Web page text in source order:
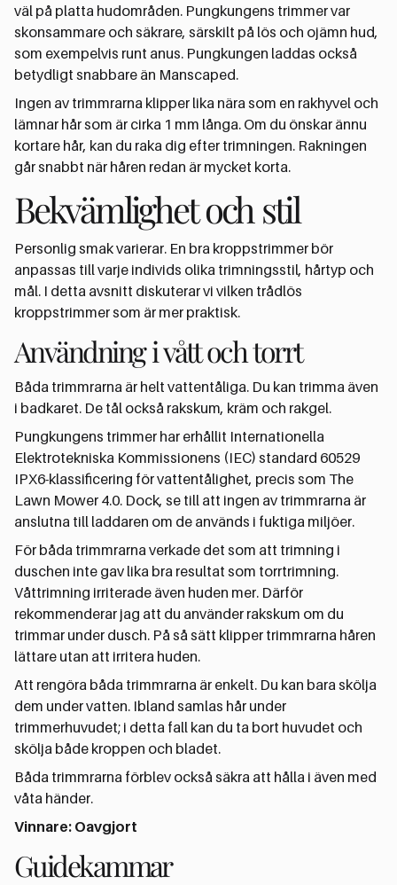
väl på platta hudområden. Pungkungens trimmer var
skonsammare och säkrare, särskilt på lös och ojämn hud,
som exempelvis runt anus. Pungkungen laddas också
betydligt snabbare än Manscaped.
Ingen av trimmrarna klipper lika nära som en rakhyvel och
lämnar hår som är cirka 1 mm långa. Om du önskar ännu
kortare hår, kan du raka dig efter trimningen. Rakningen
går snabbt när håren redan är mycket korta.
Bekvämlighet och stil
Personlig smak varierar. En bra kroppstrimmer bör
anpassas till varje individs olika trimningsstil, hårtyp och
mål. I detta avsnitt diskuterar vi vilken trådlös
kroppstrimmer som är mer praktisk.
Användning i vått och torrt
Båda trimmrarna är helt vattentåliga. Du kan trimma även
i badkaret. De tål också rakskum, kräm och rakgel.
Pungkungens trimmer har erhållit Internationella
Elektrotekniska Kommissionens (IEC) standard 60529
IPX6-klassificering för vattentålighet, precis som The
Lawn Mower 4.0. Dock, se till att ingen av trimmrarna är
anslutna till laddaren om de används i fuktiga miljöer.
För båda trimmrarna verkade det som att trimning i
duschen inte gav lika bra resultat som torrtrimning.
Våttrimning irriterade även huden mer. Därför
rekommenderar jag att du använder rakskum om du
trimmar under dusch. På så sätt klipper trimmrarna håren
lättare utan att irritera huden.
Att rengöra båda trimmrarna är enkelt. Du kan bara skölja
dem under vatten. Ibland samlas hår under
trimmerhuvudet; i detta fall kan du ta bort huvudet och
skölja både kroppen och bladet.
Båda trimmrarna förblev också säkra att hålla i även med
våta händer.
Vinnare: Oavgjort
Guidekammar